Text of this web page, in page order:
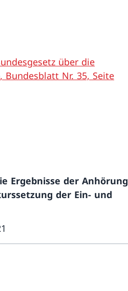
über die
Bundesblatt Nr. 35, Seite
Ergebnisse der Anhörung
der Ein- und